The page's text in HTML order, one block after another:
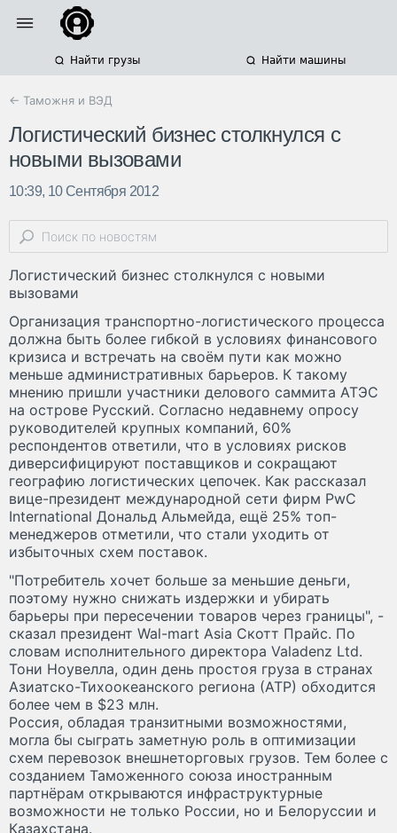
Найти грузы Найти машины
← Таможня и ВЭД
Логистический бизнес столкнулся с
новыми вызовами
10:39, 10 Сентября 2012
Логистический бизнес столкнулся с новыми
вызовами
Организация транспортно-логистического процесса
должна быть более гибкой в условиях финансового
кризиса и встречать на своём пути как можно
меньше административных барьеров. К такому
мнению пришли участники делового саммита АТЭС
на острове Русский. Согласно недавнему опросу
руководителей крупных компаний, 60%
респондентов ответили, что в условиях рисков
диверсифицируют поставщиков и сокращают
географию логистических цепочек. Как рассказал
вице-президент международной сети фирм PwC
International Дональд Альмейда, ещё 25% топ-
менеджеров отметили, что стали уходить от
избыточных схем поставок.
"Потребитель хочет больше за меньшие деньги,
поэтому нужно снижать издержки и убирать
барьеры при пересечении товаров через границы", -
сказал президент Wal-mart Asia Скотт Прайс. По
словам исполнительного директора Valadenz Ltd.
Тони Ноувелла, один день простоя груза в странах
Азиатско-Тихоокеанского региона (АТР) обходится
более чем в $23 млн.
Россия, обладая транзитными возможностями,
могла бы сыграть заметную роль в оптимизации
схем перевозок внешнеторговых грузов. Тем более с
созданием Таможенного союза иностранным
партнёрам открываются инфраструктурные
возможности не только России, но и Белоруссии и
Казахстана.